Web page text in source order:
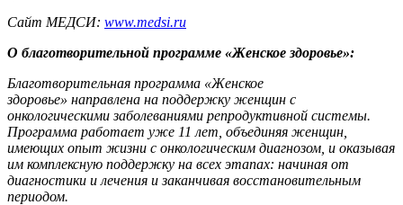
Сайт МЕДСИ: www.medsi.ru
О благотворительной программе «Женское здоровье»:
Благотворительная программа «Женское
здоровье» направлена на поддержку женщин с
онкологическими заболеваниями репродуктивной системы.
Программа работает уже 11 лет, объединяя женщин,
имеющих опыт жизни с онкологическим диагнозом, и оказывая
им комплексную поддержку на всех этапах: начиная от
диагностики и лечения и заканчивая восстановительным
периодом.